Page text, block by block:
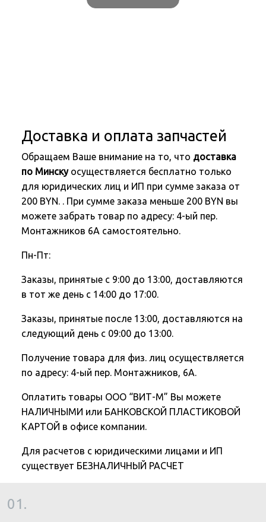
Доставка и оплата запчастей
Обращаем Ваше внимание на то, что доставка
по Минскуосуществляется бесплатно только
для юридических лиц и ИП при сумме заказа от
200 BYN. . При сумме заказа меньше 200 BYN вы
можете забрать товар по адресу: 4-ый пер.
Монтажников 6А самостоятельно.
Пн-Пт:
Заказы, принятые с 9:00 до 13:00, доставляются
в тот же день с 14:00 до 17:00.
Заказы, принятые после 13:00, доставляются на
следующий день с 09:00 до 13:00.
Получение товара для физ. лиц осуществляется
по адресу: 4-ый пер. Монтажников, 6А.
Оплатить товары ООО “ВИТ-М” Вы можете
НАЛИЧНЫМИ или БАНКОВСКОЙ ПЛАСТИКОВОЙ
КАРТОЙ в офисе компании.
Для расчетов с юридическими лицами и ИП
существует БЕЗНАЛИЧНЫЙ РАСЧЕТ
01.